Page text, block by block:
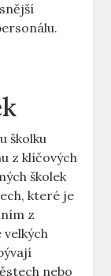
školku
z klíčových
školek
které je
z
velkých
nebo